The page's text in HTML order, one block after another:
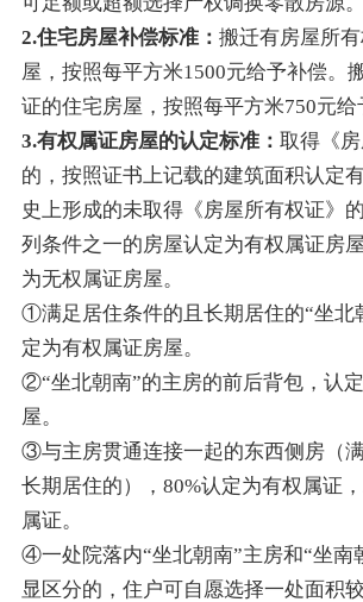
2.住宅房屋补偿标准： 搬迁有房屋所
屋，按照每平方米1500元给予补偿。
证的住宅房屋，按照每平方米750元给
3.有权属证房屋的认定标准： 取得《房
的，按照证书上记载的建筑面积认定
史上形成的未取得《房屋所有权证》
列条件之一的房屋认定为有权属证房
为无权属证房屋。
①满足居住条件的且长期居住的“坐北
定为有权属证房屋。
②“坐北朝南”的主房的前后背包，认
屋。
③与主房贯通连接一起的东西侧房（
长期居住的），80%认定为有权属证
属证。
④一处院落内“坐北朝南”主房和“坐南
显区分的，住户可自愿选择一处面积